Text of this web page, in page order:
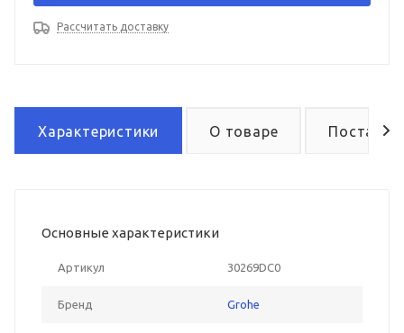
Рассчитать доставку
Характеристики О товаре Поставка
Основные характеристики
Артикул 30269DC0
Бренд Grohe